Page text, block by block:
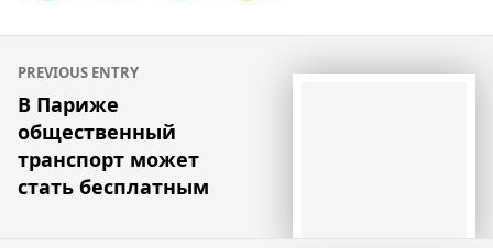
Навигация
по
записям
PREVIOUS ENTRY
В Париже
общественный
транспорт может
стать бесплатным